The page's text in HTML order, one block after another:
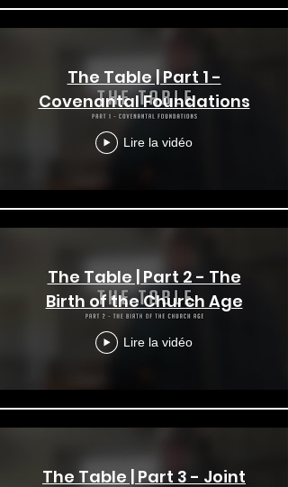
The Table | Part 1 -
Covenantal Foundations
Lire la vidéo
The Table | Part 2 - The
Birth of the Church Age
Lire la vidéo
The Table | Part 3 - Joint